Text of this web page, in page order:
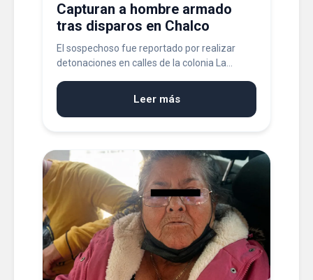
Capturan a hombre armado
tras disparos en Chalco
El sospechoso fue reportado por realizar
detonaciones en calles de la colonia La...
Leer más